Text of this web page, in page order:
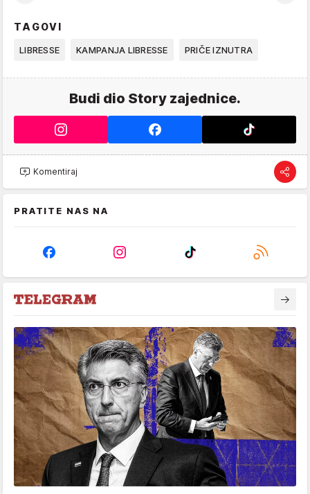
TAGOVI
LIBRESSE KAMPANJA LIBRESSE PRIČE IZNUTRA
Budi dio Story zajednice.
Komentiraj
PRATITE NAS NA